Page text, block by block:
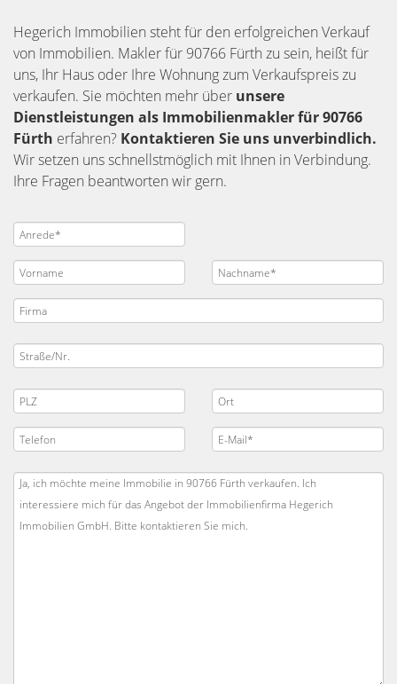
Hegerich Immobilien steht für den erfolgreichen Verkauf
von Immobilien. Makler für 90766 Fürth zu sein, heißt für
uns, Ihr Haus oder Ihre Wohnung zum Verkaufspreis zu
verkaufen. Sie möchten mehr über unsere
Dienstleistungen als Immobilienmakler für 90766
Fürth erfahren? Kontaktieren Sie uns unverbindlich.
Wir setzen uns schnellstmöglich mit Ihnen in Verbindung.
Ihre Fragen beantworten wir gern.